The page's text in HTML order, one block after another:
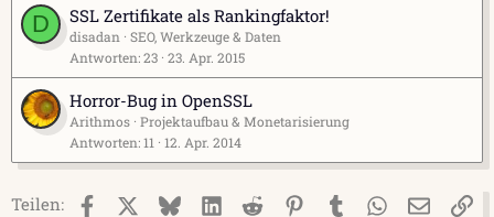
D SSL Zertifikate als Rankingfaktor!
disadan SEO, Werkzeuge & Daten
Antworten 23 23. Apr. 2015
Horror-Bug in OpenSSL
Arithmos Projektaufbau & Monetarisierung
Antworten 11 12. Apr. 2014
Teilen: FacebookX (Twitter)
BlueskyLinkedIn
Reddit PinterestTumblr WhatsApp
E-Mail